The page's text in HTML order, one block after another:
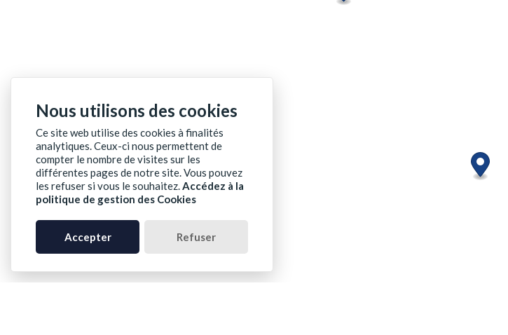
Nous utilisons des cookies
Ce site web utilise des cookies à finalités
analytiques. Ceux-ci nous permettent de
compter le nombre de visites sur les
différentes pages de notre site. Vous pouvez
les refuser si vous le souhaitez.Accédez à la
politique de gestion des Cookies
Accepter Refuser